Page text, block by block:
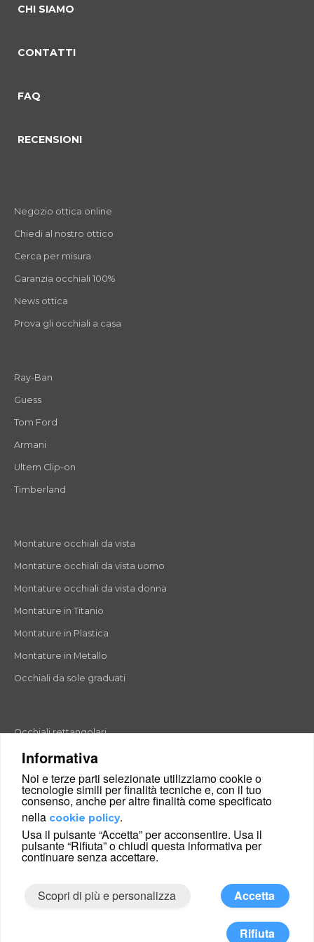
Informativa
Noi e terze parti selezionate utilizziamo cookie o
tecnologie simili per finalità tecniche e, con il tuo
consenso, anche per altre finalità come specificato
nella cookie policy.
Usa il pulsante “Accetta” per acconsentire. Usa il
pulsante “Rifiuta” o chiudi questa informativa per
continuare senza accettare.
Scopri di più e personalizza Accetta
Rifiuta
CHI SIAMO
CONTATTI
FAQ
RECENSIONI
Negozio ottica online
Chiedi al nostro ottico
Cerca per misura
Garanzia occhiali 100%
News ottica
Prova gli occhiali a casa
Ray-Ban
Guess
Tom Ford
Armani
Ultem Clip-on
Timberland
Montature occhiali da vista
Montature occhiali da vista uomo
Montature occhiali da vista donna
Montature in Titanio
Montature in Plastica
Montature in Metallo
Occhiali da sole graduati
Occhiali rettangolari
Occhiali rotondi
Occhiali a goccia
Occhiali a farfalla
Occhiali esagonali
Occhiali cat-eyes
© 2026 Glance24 Ltd. and its affiliates. All right reserved.